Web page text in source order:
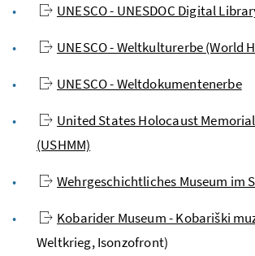
UNESCO - UNESDOC Digital
UNESCO - Weltkulturerbe (World
UNESCO - Weltdokumentenerbe
United States Holocaust
(USHMM)
Wehrgeschichtliches Museum im
Kobarider Museum - Kobariški
Weltkrieg, Isonzofront)